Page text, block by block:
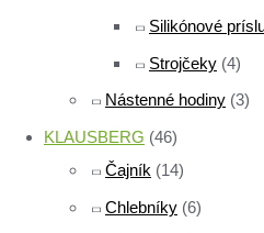
Silikónové
Strojčeky (4)
Nástenné hodiny (3)
KLAUSBERG (46)
Čajník (14)
Chlebníky (6)